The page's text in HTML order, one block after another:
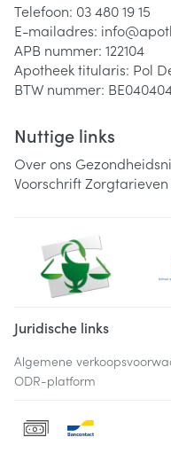
Telefoon: 03 480 19 15
E-mailadres: info@
APB nummer: 122104
Apotheek titularis: Pol
BTW nummer:
Nuttige links
Over ons
VoorschriftZorgtarieven
Juridische links
Algemene
ODR-platform